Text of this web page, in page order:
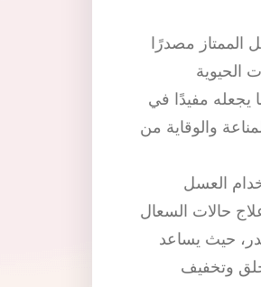
الممتاز مصدرًا
الحيوية
يجعله مفيدًا في
والوقاية من
العسل
حالات السعال
حيث يساعد
وتخفيف